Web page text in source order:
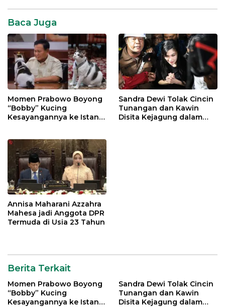
Baca Juga
Momen Prabowo Boyong
“Bobby” Kucing
Kesayangannya ke Istana
Sandra Dewi Tolak Cincin
Tunangan dan Kawin
Disita Kejagung dalam
Annisa Maharani Azzahra
Mahesa jadi Anggota DPR
Termuda di Usia 23 Tahun
Berita Terkait
Momen Prabowo Boyong
“Bobby” Kucing
Kesayangannya ke Istana
Sandra Dewi Tolak Cincin
Tunangan dan Kawin
Disita Kejagung dalam